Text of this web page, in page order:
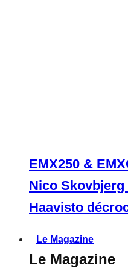
EMX250 &
Nico Skovbjerg
Haavisto
Le Magazine
Le Magazine